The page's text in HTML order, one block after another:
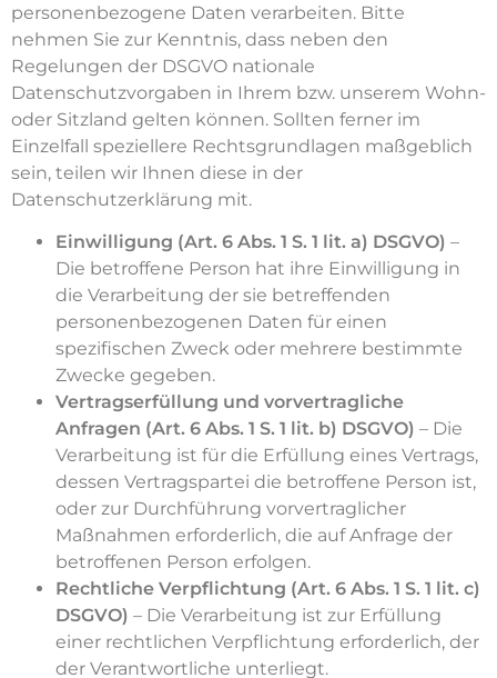
personenbezogene Daten verarbeiten. Bitte
nehmen Sie zur Kenntnis, dass neben den
Regelungen der DSGVO nationale
Datenschutzvorgaben in Ihrem bzw. unserem Wohn-
oder Sitzland gelten können. Sollten ferner im
Einzelfall speziellere Rechtsgrundlagen maßgeblich
sein, teilen wir Ihnen diese in der
Datenschutzerklärung mit.
Einwilligung (Art. 6 Abs. 1 S. 1 lit. a) DSGVO) –
Die betroffene Person hat ihre Einwilligung in
die Verarbeitung der sie betreffenden
personenbezogenen Daten für einen
spezifischen Zweck oder mehrere bestimmte
Zwecke gegeben.
Vertragserfüllung und vorvertragliche
Anfragen (Art. 6 Abs. 1 S. 1 lit. b) DSGVO) – Die
Verarbeitung ist für die Erfüllung eines Vertrags,
dessen Vertragspartei die betroffene Person ist,
oder zur Durchführung vorvertraglicher
Maßnahmen erforderlich, die auf Anfrage der
betroffenen Person erfolgen.
Rechtliche Verpflichtung (Art. 6 Abs. 1 S. 1 lit. c)
DSGVO) – Die Verarbeitung ist zur Erfüllung
einer rechtlichen Verpflichtung erforderlich, der
der Verantwortliche unterliegt.